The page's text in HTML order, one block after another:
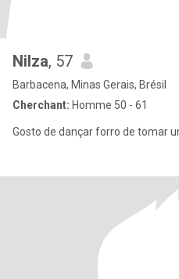
Nilza, 57
Barbacena, Minas Gerais, Brésil
Cherchant: Homme 50 - 61